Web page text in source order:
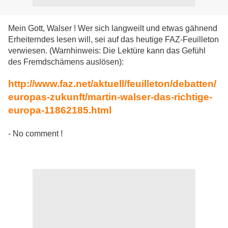
Mein Gott, Walser ! Wer sich langweilt und etwas gähnend
Erheiterndes lesen will, sei auf das heutige FAZ-Feuilleton
verwiesen. (Warnhinweis: Die Lektüre kann das Gefühl
des Fremdschämens auslösen):
http://www.faz.net/aktuell/feuilleton/debatten/
europas-zukunft/martin-walser-das-richtige-
europa-11862185.html
- No comment !